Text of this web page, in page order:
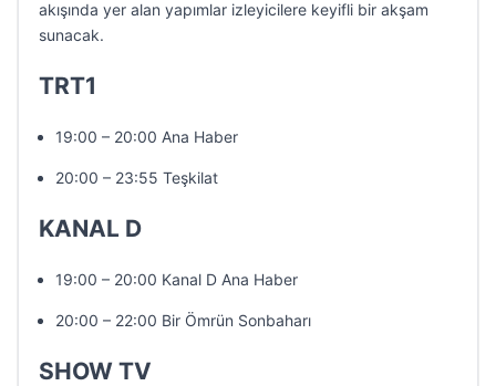
akışında yer alan yapımlar izleyicilere keyifli bir akşam
sunacak.
TRT1
19:00 – 20:00 Ana Haber
20:00 – 23:55 Teşkilat
KANAL D
19:00 – 20:00 Kanal D Ana Haber
20:00 – 22:00 Bir Ömrün Sonbaharı
SHOW TV